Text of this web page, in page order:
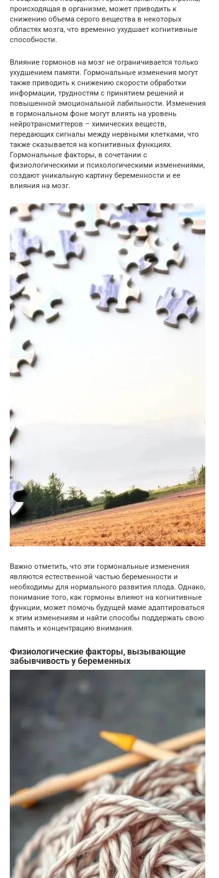
происходящая в организме, может приводить к
снижению объема серого вещества в некоторых
областях мозга, что временно ухудшает когнитивные
способности.
Влияние гормонов на мозг не ограничивается только
ухудшением памяти. Гормональные изменения могут
также приводить к снижению скорости обработки
информации, трудностям с принятием решений и
повышенной эмоциональной лабильности. Изменения
в гормональном фоне могут влиять на уровень
нейротрансмиттеров – химических веществ,
передающих сигналы между нервными клетками, что
также сказывается на когнитивных функциях.
Гормональные факторы, в сочетании с
физиологическими и психологическими изменениями,
создают уникальную картину беременности и ее
влияния на мозг.
Важно отметить, что эти гормональные изменения
являются естественной частью беременности и
необходимы для нормального развития плода. Однако,
понимание того, как гормоны влияют на когнитивные
функции, может помочь будущей маме адаптироваться
к этим изменениям и найти способы поддержать свою
память и концентрацию внимания.
Физиологические факторы, вызывающие
забывчивость у беременных